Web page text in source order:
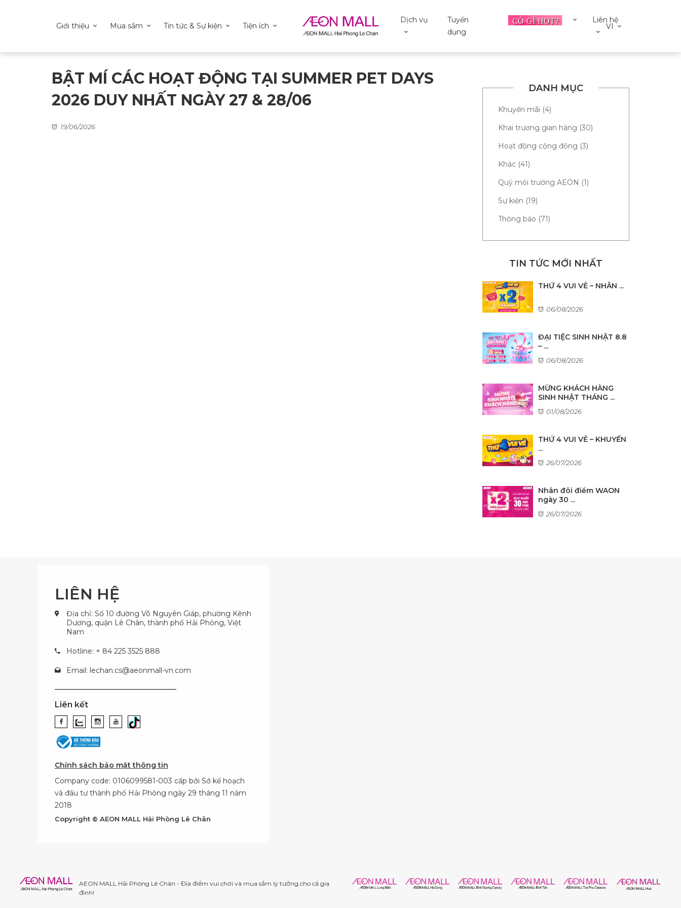
Giới thiệu Mua sắm Tin tức & Sự kiện Tiện ích
Dịch vụ
Tuyển
dụng
Liên hệ
VI
BẬT MÍ CÁC HOẠT ĐỘNG TẠI SUMMER PET DAYS
2026 DUY NHẤT NGÀY 27 & 28/06
19/06/2026
DANH MỤC
Khuyến mãi (4)
Khai trương gian hàng (30)
Hoạt động cộng đồng (3)
Khác (41)
Quỹ môi trường AEON (1)
Sự kiện (19)
Thông báo (71)
TIN TỨC MỚI NHẤT
THỨ 4 VUI VẺ – NHÂN ...
06/08/2026
ĐẠI TIỆC SINH NHẬT 8.8
– ...
06/08/2026
MỪNG KHÁCH HÀNG
SINH NHẬT THÁNG ...
01/08/2026
THỨ 4 VUI VẺ – KHUYẾN
...
26/07/2026
Nhân đôi điểm WAON
ngày 30 ...
26/07/2026
LIÊN HỆ
Địa chỉ: Số 10 đường Võ Nguyên Giáp, phường Kênh
Dương, quận Lê Chân, thành phố Hải Phòng, Việt
Nam
Hotline: + 84 225 3525 888
Email: lechan.cs@aeonmall-vn.com
Liên kết
Chính sách bảo mật thông tin
Company code: 0106099581-003 cấp bởi Sở kế hoạch
và đầu tư thành phố Hải Phòng ngày 29 tháng 11 năm
2018
Copyright © AEON MALL Hải Phòng Lê Chân
AEON MALL Hải Phòng Lê Chân - Địa điểm vui chơi và mua sắm lý tưởng cho cả gia
đình!